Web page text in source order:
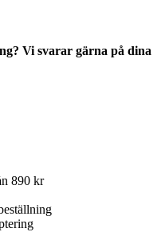
Vi svarar gärna på dina
890 kr